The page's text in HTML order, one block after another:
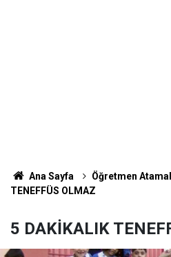
Ana Sayfa Öğretmen
TENEFFÜS OLMAZ
5 DAKİKALIK